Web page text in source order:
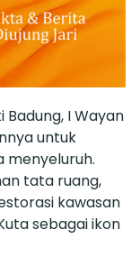
Badung, I Wayan
untuk
menyeluruh.
tata ruang,
kawasan
sebagai ikon